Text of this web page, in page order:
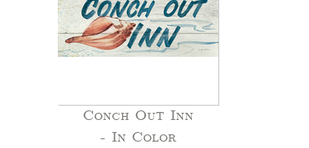
Conch Out Inn
- In Color